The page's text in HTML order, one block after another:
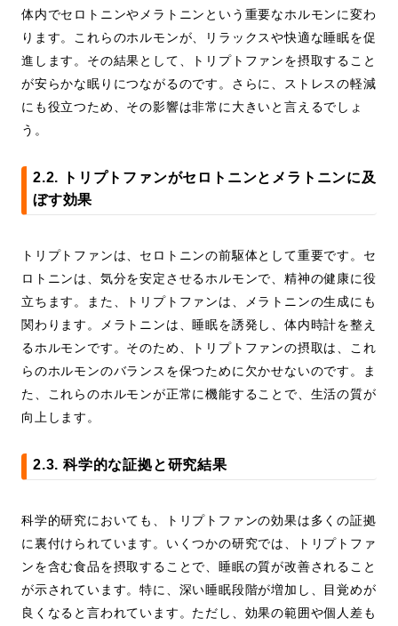
体内でセロトニンやメラトニンという重要なホルモンに変わ
ります。これらのホルモンが、リラックスや快適な睡眠を促
進します。その結果として、トリプトファンを摂取すること
が安らかな眠りにつながるのです。さらに、ストレスの軽減
にも役立つため、その影響は非常に大きいと言えるでしょ
う。
2.2. トリプトファンがセロトニンとメラトニンに及
ぼす効果
トリプトファンは、セロトニンの前駆体として重要です。セ
ロトニンは、気分を安定させるホルモンで、精神の健康に役
立ちます。また、トリプトファンは、メラトニンの生成にも
関わります。メラトニンは、睡眠を誘発し、体内時計を整え
るホルモンです。そのため、トリプトファンの摂取は、これ
らのホルモンのバランスを保つために欠かせないのです。ま
た、これらのホルモンが正常に機能することで、生活の質が
向上します。
2.3. 科学的な証拠と研究結果
科学的研究においても、トリプトファンの効果は多くの証拠
に裏付けられています。いくつかの研究では、トリプトファ
ンを含む食品を摂取することで、睡眠の質が改善されること
が示されています。特に、深い睡眠段階が増加し、目覚めが
良くなると言われています。ただし、効果の範囲や個人差も